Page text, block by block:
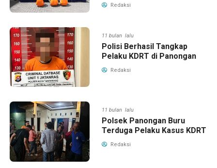
Redaksi
11 bulan lalu
Polisi Berhasil Tangkap
Pelaku KDRT di Panongan
Redaksi
11 bulan lalu
Polsek Panongan Buru
Terduga Pelaku Kasus KDRT
Redaksi